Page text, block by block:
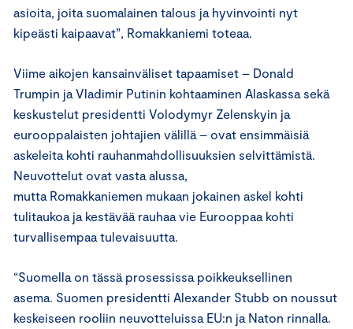
asioita, joita suomalainen talous ja hyvinvointi nyt
kipeästi kaipaavat”, Romakkaniemi toteaa.
Viime aikojen kansainväliset tapaamiset – Donald
Trumpin ja Vladimir Putinin kohtaaminen Alaskassa sekä
keskustelut presidentti Volodymyr Zelenskyin ja
eurooppalaisten johtajien välillä – ovat ensimmäisiä
askeleita kohti rauhanmahdollisuuksien selvittämistä.
Neuvottelut ovat vasta alussa,
mutta Romakkaniemen mukaan jokainen askel kohti
tulitaukoa ja kestävää rauhaa vie Eurooppaa kohti
turvallisempaa tulevaisuutta.
“Suomella on tässä prosessissa poikkeuksellinen
asema. Suomen presidentti Alexander Stubb on noussut
keskeiseen rooliin neuvotteluissa EU:n ja Naton rinnalla.